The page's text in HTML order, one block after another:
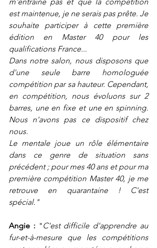
est maintenue, je ne serais pas prête. Je
souhaite participer à cette première
édition en Master 40 pour les
qualifications France...
Dans notre salon, nous disposons que
d'une seule barre homologuée
compétition par sa hauteur. Cependant,
en compétition, nous évoluons sur 2
barres, une en fixe et une en spinning.
Nous n'avons pas ce dispositif chez
nous.
Le mentale joue un rôle élémentaire
dans ce genre de situation sans
précédent ; pour mes 40 ans et pour ma
première compétition Master 40, je me
retrouve en quarantaine ! C'est
spécial."
Angie : " C'est difficile d'apprendre au
fur-et-à-mesure que les compétitions